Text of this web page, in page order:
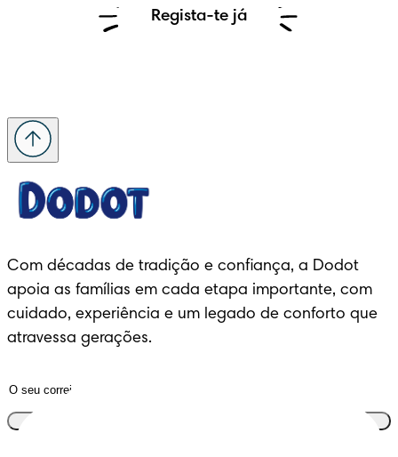
Regista-te já
Com décadas de tradição e confiança, a Dodot
apoia as famílias em cada etapa importante, com
cuidado, experiência e um legado de conforto que
atravessa gerações.